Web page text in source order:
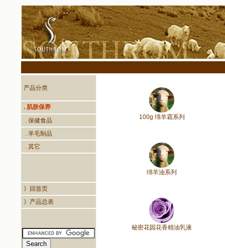
产品分类
100g 绵羊霜系列
绵羊油系列
秘密花园花香精油乳液
. 肌肤保养
. 保健食品
. 羊毛制品
. 其它
》回首页
》产品总表